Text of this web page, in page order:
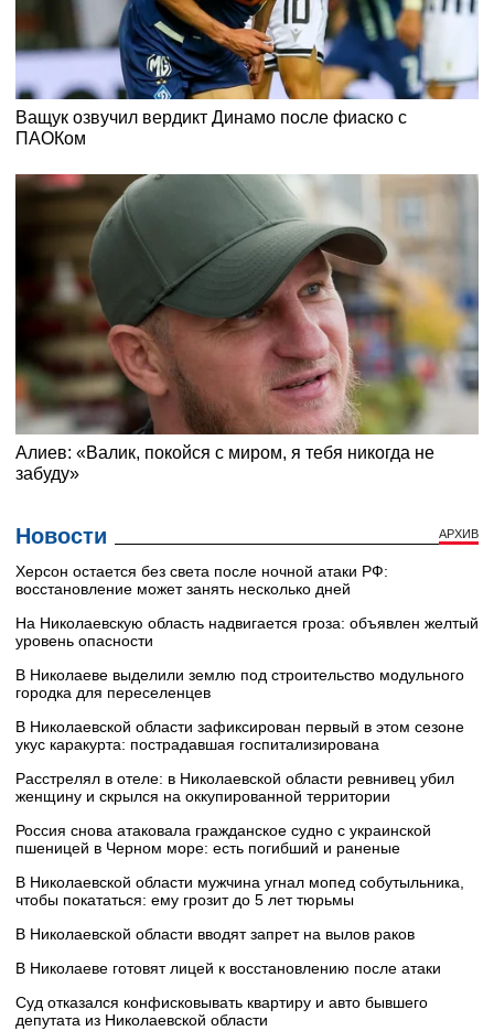
Новости АРХИВ
Херсон остается без света после ночной атаки РФ:
восстановление может занять несколько дней
На Николаевскую область надвигается гроза: объявлен желтый
уровень опасности
В Николаеве выделили землю под строительство модульного
городка для переселенцев
В Николаевской области зафиксирован первый в этом сезоне
укус каракурта: пострадавшая госпитализирована
Расстрелял в отеле: в Николаевской области ревнивец убил
женщину и скрылся на оккупированной территории
Россия снова атаковала гражданское судно с украинской
пшеницей в Черном море: есть погибший и раненые
В Николаевской области мужчина угнал мопед собутыльника,
чтобы покататься: ему грозит до 5 лет тюрьмы
В Николаевской области вводят запрет на вылов раков
В Николаеве готовят лицей к восстановлению после атаки
Суд отказался конфисковывать квартиру и авто бывшего
депутата из Николаевской области